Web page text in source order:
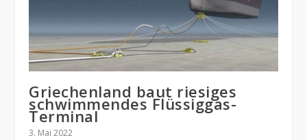
Griechenland baut riesiges
schwimmendes Flüssiggas-
Terminal
3. Mai 2022